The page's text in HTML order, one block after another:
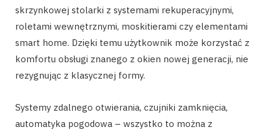
skrzynkowej stolarki z systemami rekuperacyjnymi,
roletami wewnętrznymi, moskitierami czy elementami
smart home. Dzięki temu użytkownik może korzystać z
komfortu obsługi znanego z okien nowej generacji, nie
rezygnując z klasycznej formy.
Systemy zdalnego otwierania, czujniki zamknięcia,
automatyka pogodowa – wszystko to można z